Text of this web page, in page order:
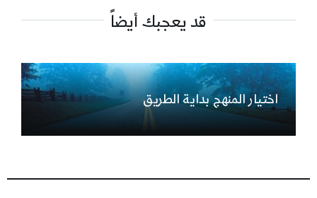
قد يعجبك أيضاً
اختيار المنهج بداية الطريق